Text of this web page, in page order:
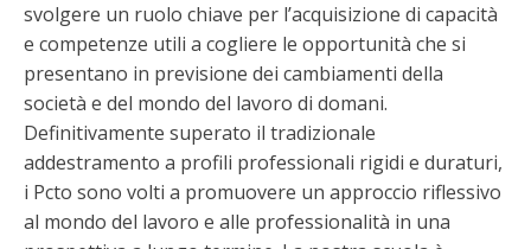
svolgere un ruolo chiave per l’acquisizione di capacità
e competenze utili a cogliere le opportunità che si
presentano in previsione dei cambiamenti della
società e del mondo del lavoro di domani.
Definitivamente superato il tradizionale
addestramento a profili professionali rigidi e duraturi,
i Pcto sono volti a promuovere un approccio riflessivo
al mondo del lavoro e alle professionalità in una